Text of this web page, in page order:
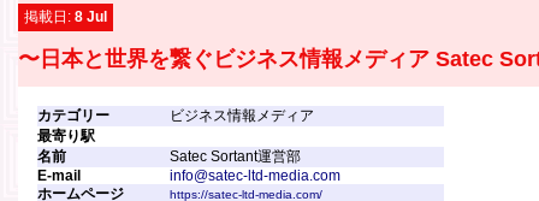
掲載日: 8 Jul
〜日本と世界を繋ぐビジネス情報メディア Satec
カテゴリー
ビジネス情報メディア
最寄り駅
名前
Satec Sortant運営部
E-mail
info@satec-ltd-media.com
ホームページ
https://satec-ltd-media.com/